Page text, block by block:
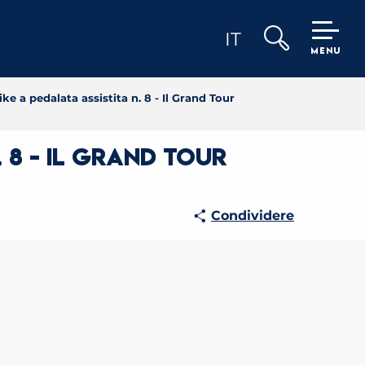
IT
MENU
a pedalata assistita n. 8 - Il Grand Tour
- Il Grand Tour
Condividere